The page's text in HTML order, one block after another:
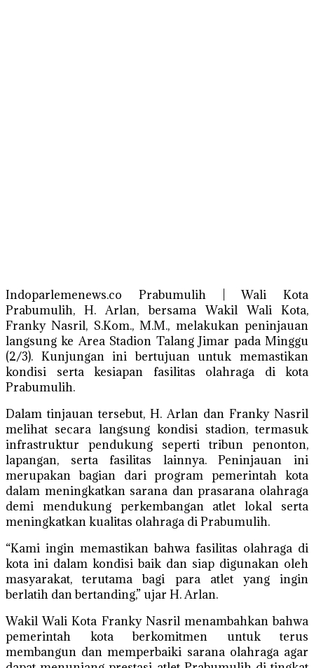
Indoparlemenews.co Prabumulih | Wali Kota
Prabumulih, H. Arlan, bersama Wakil Wali Kota,
Franky Nasril, S.Kom., M.M., melakukan peninjauan
langsung ke Area Stadion Talang Jimar pada Minggu
(2/3). Kunjungan ini bertujuan untuk memastikan
kondisi serta kesiapan fasilitas olahraga di kota
Prabumulih.
Dalam tinjauan tersebut, H. Arlan dan Franky Nasril
melihat secara langsung kondisi stadion, termasuk
infrastruktur pendukung seperti tribun penonton,
lapangan, serta fasilitas lainnya. Peninjauan ini
merupakan bagian dari program pemerintah kota
dalam meningkatkan sarana dan prasarana olahraga
demi mendukung perkembangan atlet lokal serta
meningkatkan kualitas olahraga di Prabumulih.
“Kami ingin memastikan bahwa fasilitas olahraga di
kota ini dalam kondisi baik dan siap digunakan oleh
masyarakat, terutama bagi para atlet yang ingin
berlatih dan bertanding,” ujar H. Arlan.
Wakil Wali Kota Franky Nasril menambahkan bahwa
pemerintah kota berkomitmen untuk terus
membangun dan memperbaiki sarana olahraga agar